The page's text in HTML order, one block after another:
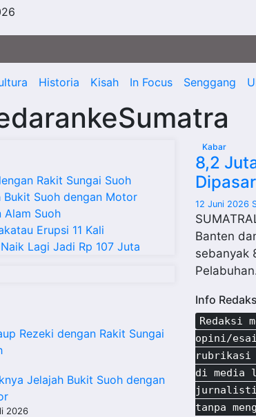
Historia Kisah In Focus Senggang
Rakit Sungai Suoh
Bukit Suoh dengan Motor
Alam Suoh
Erupsi 11 Kali
Lagi Jadi Rp 107 Juta
Kabar
8,2
12 Juni 2026
Banten
sebanyak
Rezeki dengan Rakit Sungai
Jelajah Bukit Suoh dengan
2026
Info
Redaksi
opini/
rubrikasi
di media
tanpa